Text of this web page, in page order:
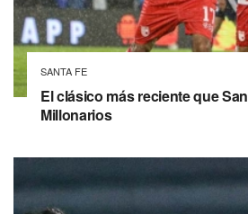
SANTA FE
El clásico más reciente que
Millonarios